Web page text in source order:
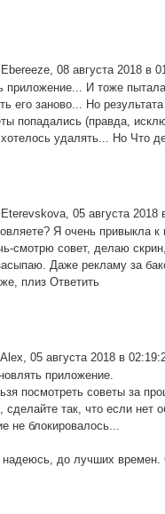
Ebereeze, 08 августа 2018 в
приложение... И тоже
его заново... Но
попадались (правда,
удалять... Но Что
Eterevskova, 05 августа 2018
Я очень привыкла
смотрю совет, делаю
Даже рекламу за
плиз Ответить
Alex, 05 августа 2018 в
приложение.
посмотреть советы за
сделайте так, что если нет
не блокировалось...
надеюсь, до лучших времен.